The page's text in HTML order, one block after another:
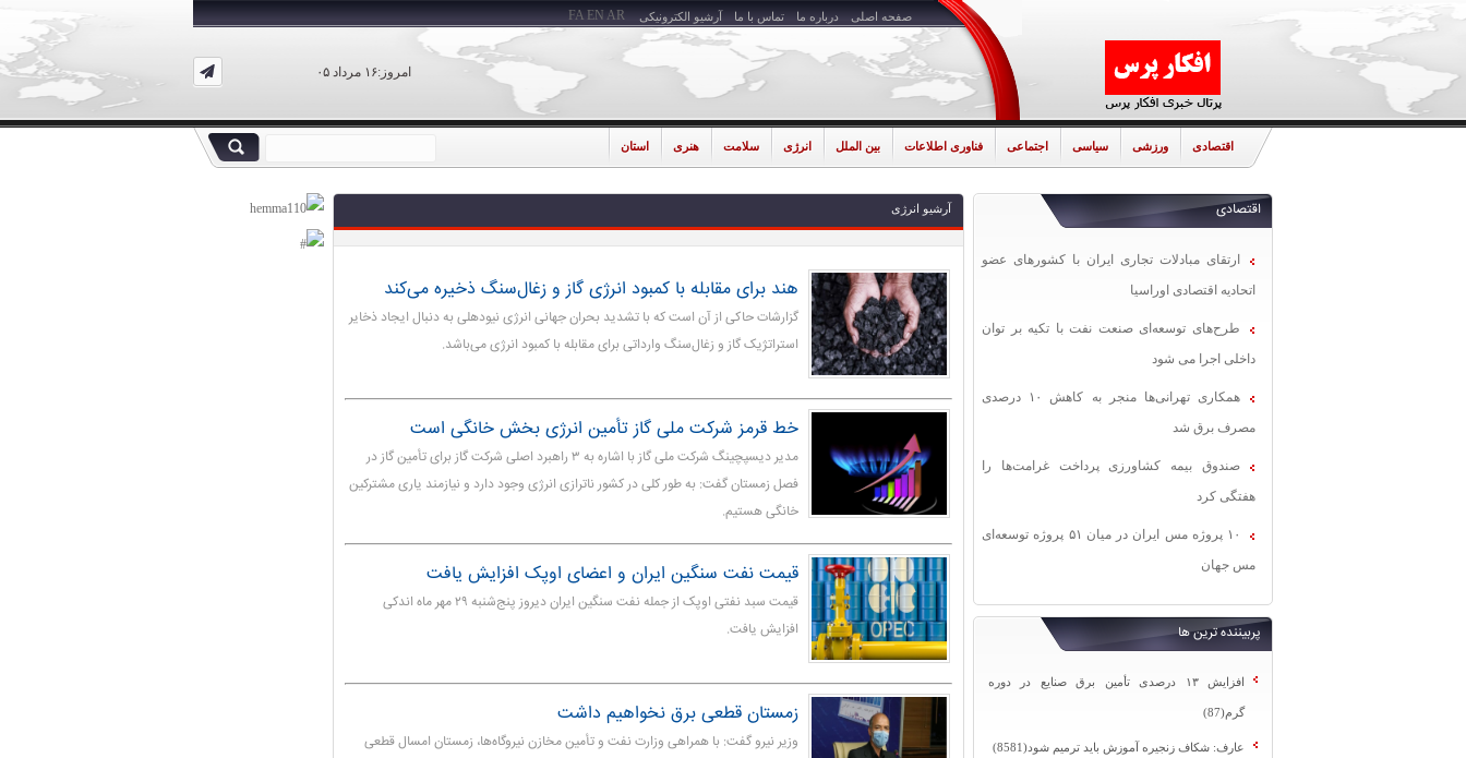
صفحه اصلی درباره ما تماس با ما آرشیو الکترونیکی
امروز:۱۶ مرداد ۰۵
FA EN AR
اقتصادی ورزشی سیاسی اجتماعی فناوری اطلاعات بین الملل انرژی سلامت هنری استان
اقتصادی
ارتقای مبادلات تجاری ایران با کشورهای عضو
اتحادیه اقتصادی اوراسیا
طرح‌های توسعه‌ای صنعت نفت با تکیه بر توان
داخلی اجرا می شود
همکاری تهرانی‌ها منجر به کاهش ۱۰ درصدی
مصرف برق شد
صندوق بیمه کشاورزی پرداخت غرامت‌ها را
هفتگی کرد
۱۰ پروژه مس ایران در میان ۵۱ پروژه توسعه‌ای
مس جهان
پربیننده ترین ها
افزایش ۱۳ درصدی تأمین برق صنایع در دوره
گرم(87)
عارف: شکاف زنجیره آموزش باید ترمیم شود(8581)
آرشیو انرژی
هند برای مقابله با کمبود انرژی گاز و زغال‌سنگ ذخیره می‌کند
گزارشات حاکی از آن است که با تشدید بحران جهانی انرژی نیودهلی به دنبال ایجاد ذخایر
استراتژیک گاز و زغال‌سنگ وارداتی برای مقابله با کمبود انرژی می‌باشد.
خط قرمز شرکت ملی گاز تأمین انرژی بخش خانگی است
مدیر دیسپچینگ شرکت ملی گاز با اشاره به ۳ راهبرد اصلی شرکت گاز برای تأمین گاز در
فصل زمستان گفت: به طور کلی در کشور ناترازی انرژی وجود دارد و نیازمند یاری مشترکین
خانگی هستیم.
قیمت نفت سنگین ایران و اعضای اوپک افزایش یافت
قیمت سبد نفتی اوپک از جمله نفت سنگین ایران دیروز پنج‌شنبه ۲۹ مهر ماه اندکی
افزایش یافت.
زمستان قطعی برق نخواهیم داشت
وزیر نیرو گفت: با همراهی وزارت نفت و تأمین مخازن نیروگاه‌ها، زمستان امسال قطعی